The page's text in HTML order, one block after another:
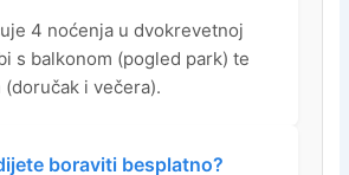
4 noćenja u dvokrevetnoj
s balkonom (pogled park) te
i večera).
boraviti besplatno?